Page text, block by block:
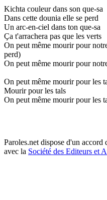
Kichta couleur dans son que-sa
Dans cette dounia elle se perd
Un arc-en-ciel dans ton que-sa
Ça t'arrachera pas que les verts
On peut même mourir pour
perd)
On peut même mourir pour
On peut même mourir pour les
Mourir pour les tals
On peut même mourir pour les
Paroles.net dispose d'un accord
avec la Société des Editeurs et